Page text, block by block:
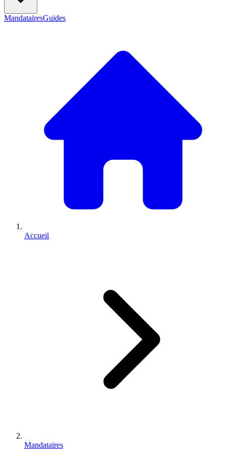
MandatairesGuides
Accueil
Mandataires